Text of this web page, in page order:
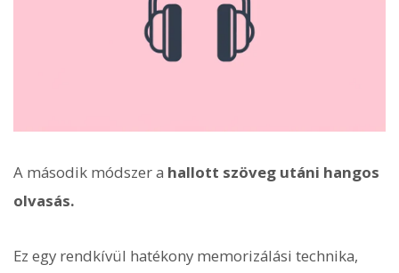
A második módszer a hallott szöveg utáni hangos
olvasás.
Ez egy rendkívül hatékony memorizálási technika,